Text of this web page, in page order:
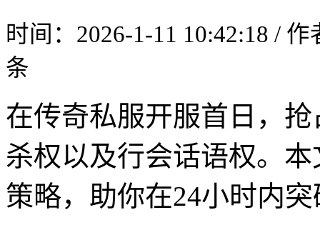
时间：2026-1-11 10:42:18 /
条
在传奇私服开服首日，
杀权以及行会话语权。
策略，助你在24小时内